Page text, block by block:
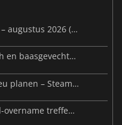
Niuwe Videogames van de week – augustus 2026 (week 32)
Palworld-update maakt Sunreach en baasgevechten stabieler
Microsoft könnte Project Helix neu planen – Steam-Support wackelt
Malware-kaarten en een Discord-overname treffen Meccha Chameleon